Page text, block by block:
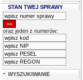
STAN TWEJ SPRAWY
oraz jeden z numerów:
WYSZUKIWANIE